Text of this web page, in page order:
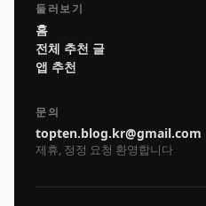
둘러보기
홈
전체 추천 글
앱 추천
문의
topten.blog.kr@gmail.com
제휴, 정정 요청 환영합니다